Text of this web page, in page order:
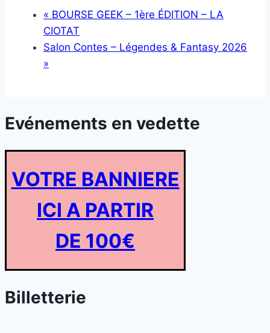
« BOURSE GEEK – 1ère ÉDITION – LA
CIOTAT
Salon Contes – Légendes & Fantasy 2026
»
Evénements en vedette
VOTRE BANNIERE
ICI A PARTIR
DE 100€
Billetterie